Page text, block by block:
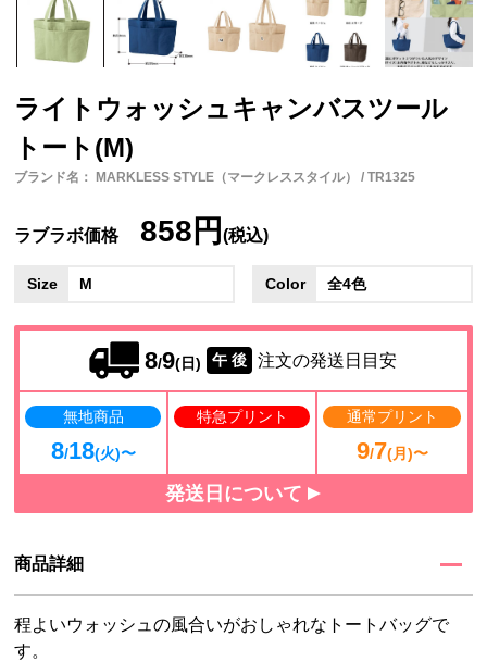
ライトウォッシュキャンバスツール
トート(M)
ブランド名： MARKLESS STYLE（マークレススタイル） / TR1325
ラブラボ価格 858円(税込)
Size M Color 全4色
8/9(日) 午 後 注文の発送日目安
無地商品
8/18(火)〜
特急プリント 通常プリント
9/7(月)〜
発送日について
商品詳細
程よいウォッシュの風合いがおしゃれなトートバッグで
す。